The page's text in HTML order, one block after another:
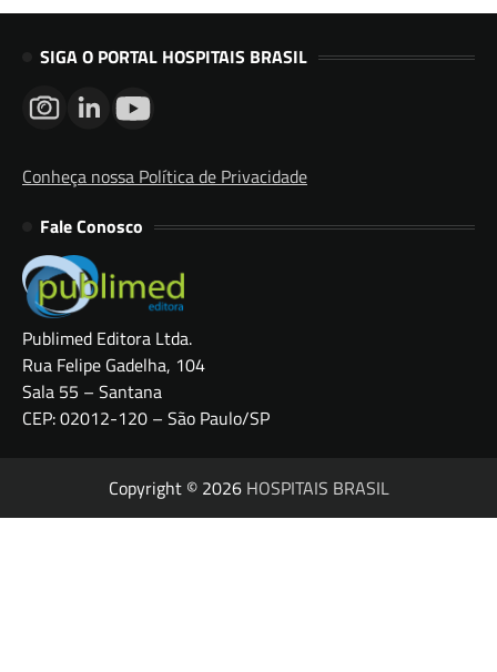
SIGA O PORTAL HOSPITAIS BRASIL
Conheça nossa Política de Privacidade
Fale Conosco
Publimed Editora Ltda.
Rua Felipe Gadelha, 104
Sala 55 – Santana
CEP: 02012-120 – São Paulo/SP
Copyright © 2026 HOSPITAIS BRASIL